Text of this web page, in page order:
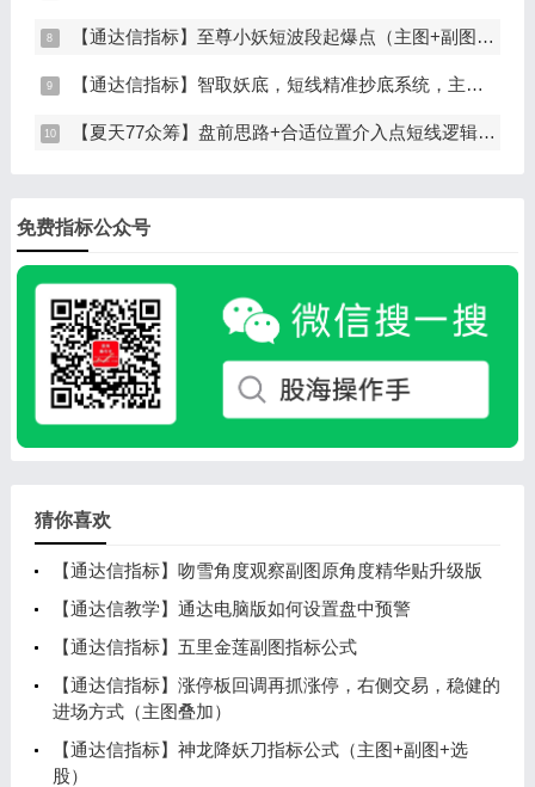
【通达信指标】至尊小妖短波段起爆点（主图+副图+选股）
【通达信指标】智取妖底，短线精准抄底系统，主做未来上涨大波段
【夏天77众筹】盘前思路+合适位置介入点短线逻辑分享
免费指标公众号
猜你喜欢
【通达信指标】吻雪角度观察副图原角度精华贴升级版
【通达信教学】通达电脑版如何设置盘中预警
【通达信指标】五里金莲副图指标公式
【通达信指标】涨停板回调再抓涨停，右侧交易，稳健的
进场方式（主图叠加）
【通达信指标】神龙降妖刀指标公式（主图+副图+选
股）